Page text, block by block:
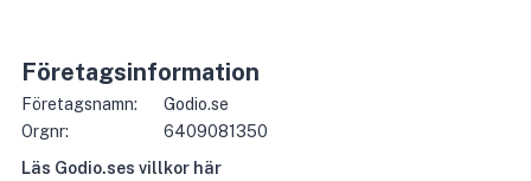
Företagsinformation
Företagsnamn:
Godio.se
Orgnr:
6409081350
Läs Godio.ses villkor här